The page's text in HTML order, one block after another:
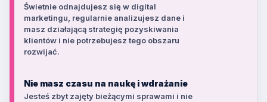
Świetnie odnajdujesz się w digital
marketingu, regularnie analizujesz dane i
masz działającą strategię pozyskiwania
klientów i nie potrzebujesz tego obszaru
rozwijać.
Nie masz czasu na naukę i wdrażanie
Jesteś zbyt zajęty bieżącymi sprawami i nie